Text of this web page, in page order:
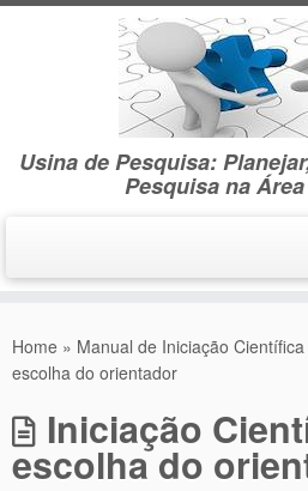
content
Usina de Pesquisa:
Pesquisa na
Home » Manual de Iniciação Científica
escolha do orientador
Iniciação
escolha do